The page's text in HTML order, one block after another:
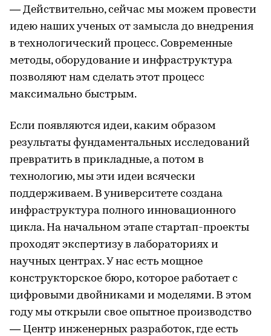
— Действительно, сейчас мы можем провести
идею наших ученых от замысла до внедрения
в технологический процесс. Современные
методы, оборудование и инфраструктура
позволяют нам сделать этот процесс
максимально быстрым.
Если появляются идеи, каким образом
результаты фундаментальных исследований
превратить в прикладные, а потом в
технологию, мы эти идеи всячески
поддерживаем. В университете создана
инфраструктура полного инновационного
цикла. На начальном этапе стартап-проекты
проходят экспертизу в лабораториях и
научных центрах. У нас есть мощное
конструкторское бюро, которое работает с
цифровыми двойниками и моделями. В этом
году мы открыли свое опытное производство
— Центр инженерных разработок, где есть